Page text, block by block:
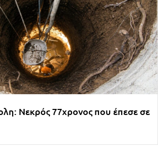
Νεκρός 77χρονος που έπεσε σε